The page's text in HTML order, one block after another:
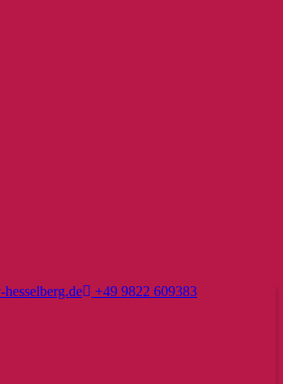
+49 9822 609383